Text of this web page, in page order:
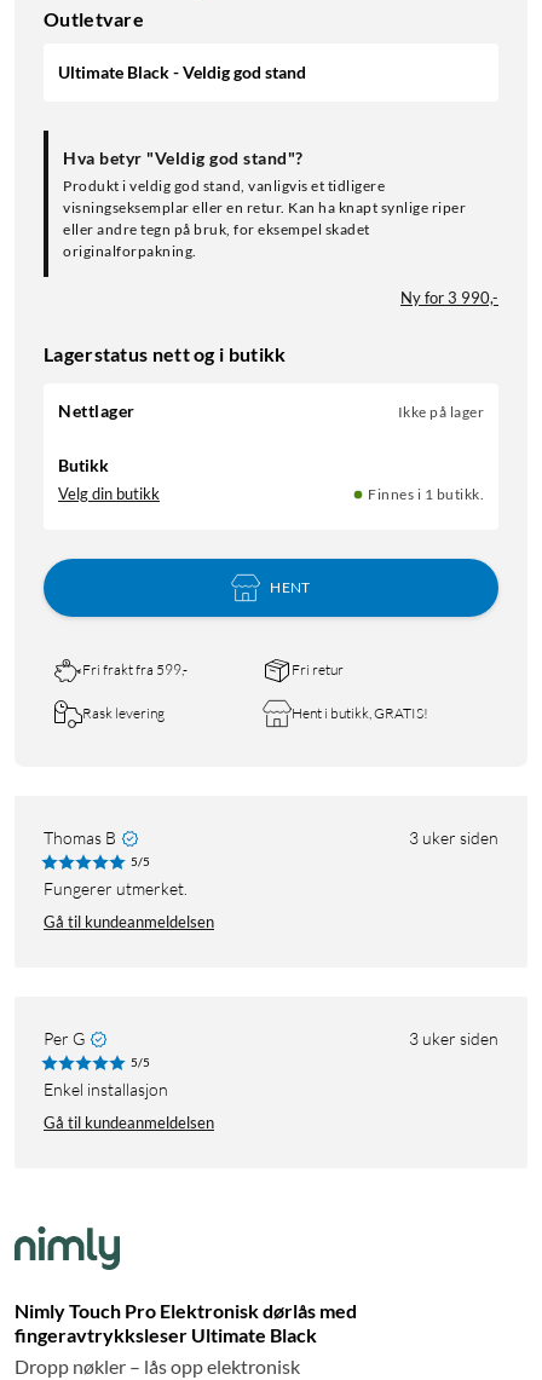
Outletvare
Ultimate Black - Veldig god stand
Hva betyr "Veldig god stand"?
Produkt i veldig god stand, vanligvis et tidligere
visningseksemplar eller en retur. Kan ha knapt synlige riper
eller andre tegn på bruk, for eksempel skadet
originalforpakning.
Ny for 3 990,-
Lagerstatus nett og i butikk
Nettlager Ikke på lager
Butikk
Velg din butikk Finnes i 1 butikk.
HENT
Fri frakt fra 599,- Fri retur
Rask levering Hent i butikk, GRATIS!
Thomas B 3 uker siden
5/5
Fungerer utmerket.
Gå til kundeanmeldelsen
Per G 3 uker siden
5/5
enkel installasjon
Gå til kundeanmeldelsen
Nimly Touch Pro Elektronisk dørlås med
fingeravtrykksleser Ultimate Black
Dropp nøkler – lås opp elektronisk